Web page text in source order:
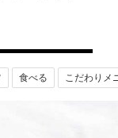
食べる こだわりメ